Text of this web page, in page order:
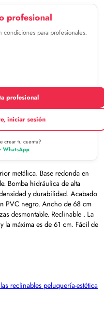
profesional
condiciones para profesionales.
profesional
iniciar sesión
crear tu cuenta?
WhatsApp
metálica. Base redonda en
Bomba hidráulica de alta
y durabilidad. Acabado
PVC negro. Ancho de 68 cm
desmontable. Reclinable . La
la máxima es de 61 cm. Fácil de
reclinables peluquería-estética